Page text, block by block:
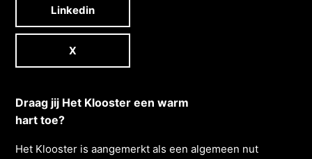
Linkedin
X
Draag jij Het Klooster een warm
hart toe?
Het Klooster is aangemerkt als een algemeen nut